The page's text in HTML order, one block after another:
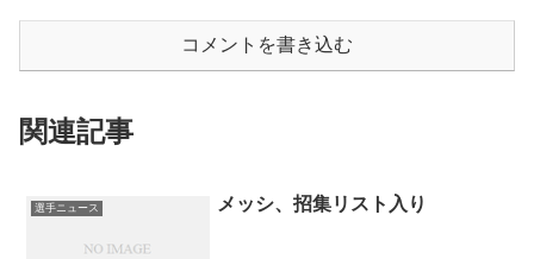
コメントを書き込む
関連記事
選手ニュース メッシ、招集リスト入り